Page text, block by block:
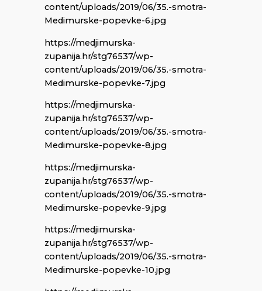
content/uploads/2019/06/35.-smotra-
Medimurske-popevke-6.jpg
https://medjimurska-
zupanija.hr/stg76537/wp-
content/uploads/2019/06/35.-smotra-
Medimurske-popevke-7.jpg
https://medjimurska-
zupanija.hr/stg76537/wp-
content/uploads/2019/06/35.-smotra-
Medimurske-popevke-8.jpg
https://medjimurska-
zupanija.hr/stg76537/wp-
content/uploads/2019/06/35.-smotra-
Medimurske-popevke-9.jpg
https://medjimurska-
zupanija.hr/stg76537/wp-
content/uploads/2019/06/35.-smotra-
Medimurske-popevke-10.jpg